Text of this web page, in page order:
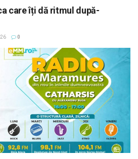
care îți dă ritmul după-
0